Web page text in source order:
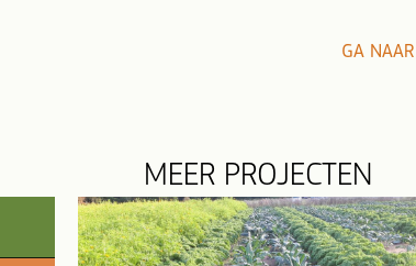
GA NAAR
MEER PROJECTEN